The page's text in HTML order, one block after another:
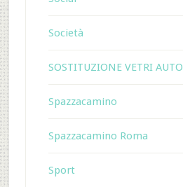
Società
SOSTITUZIONE VETRI AUTO
Spazzacamino
Spazzacamino Roma
Sport